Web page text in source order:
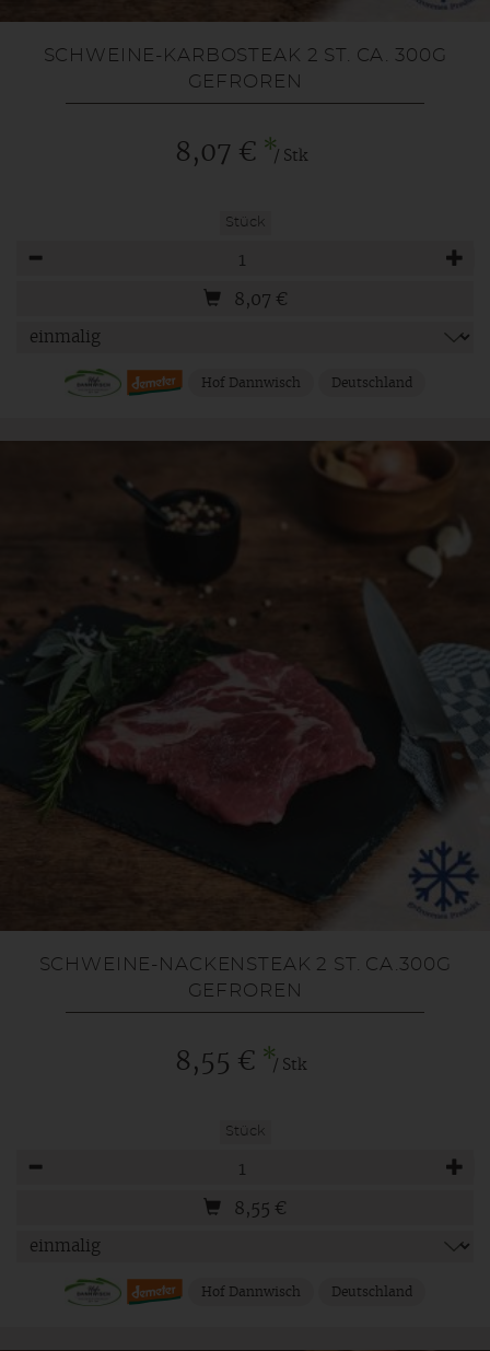
SCHWEINE-KARBOSTEAK 2 ST. CA. 300G
GEFROREN
8,07 € */ Stk
Stück
8,07 €
Hof Dannwisch Deutschland
SCHWEINE-NACKENSTEAK 2 ST. CA.300G
GEFROREN
8,55 € */ Stk
Stück
8,55 €
Hof Dannwisch Deutschland